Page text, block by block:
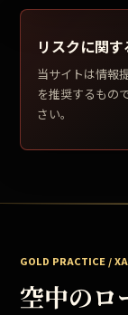
リスクに関
当サイトは情報
を推奨するもの
さい。
GOLD PRACTICE /
空中のロ